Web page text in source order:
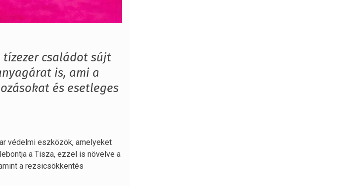
családot sújt
is, ami a
és esetleges
védelmi eszközök, amelyeket
a Tisza, ezzel is növelve a
a rezsicsökkentés